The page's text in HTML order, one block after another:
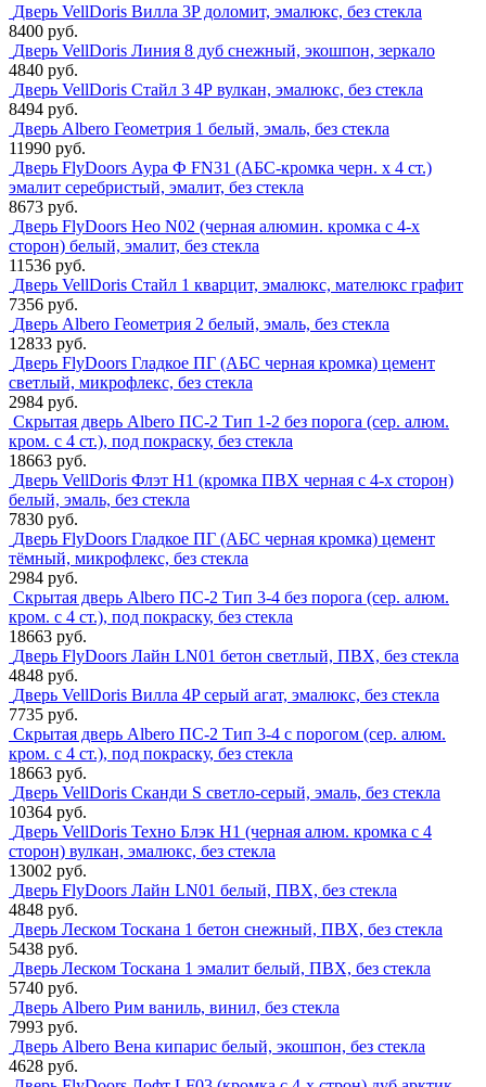
Дверь VellDoris Вилла 3P доломит, эмалюкс, без стекла
8400 руб.
Дверь VellDoris Линия 8 дуб снежный, экошпон, зеркало
4840 руб.
Дверь VellDoris Стайл 3 4Р вулкан, эмалюкс, без стекла
8494 руб.
Дверь Albero Геометрия 1 белый, эмаль, без стекла
11990 руб.
Дверь FlyDoors Аура Ф FN31 (АБС-кромка черн. х 4 ст.)
эмалит серебристый, эмалит, без стекла
8673 руб.
Дверь FlyDoors Нео N02 (черная алюмин. кромка с 4-х
сторон) белый, эмалит, без стекла
11536 руб.
Дверь VellDoris Стайл 1 кварцит, эмалюкс, мателюкс графит
7356 руб.
Дверь Albero Геометрия 2 белый, эмаль, без стекла
12833 руб.
Дверь FlyDoors Гладкое ПГ (АБС черная кромка) цемент
светлый, микрофлекс, без стекла
2984 руб.
Скрытая дверь Albero ПС-2 Тип 1-2 без порога (сер. алюм.
кром. с 4 ст.), под покраску, без стекла
18663 руб.
Дверь VellDoris Флэт H1 (кромка ПВХ черная с 4-х сторон)
белый, эмаль, без стекла
7830 руб.
Дверь FlyDoors Гладкое ПГ (АБС черная кромка) цемент
тёмный, микрофлекс, без стекла
2984 руб.
Скрытая дверь Albero ПС-2 Тип 3-4 без порога (сер. алюм.
кром. с 4 ст.), под покраску, без стекла
18663 руб.
Дверь FlyDoors Лайн LN01 бетон светлый, ПВХ, без стекла
4848 руб.
Дверь VellDoris Вилла 4P серый агат, эмалюкс, без стекла
7735 руб.
Скрытая дверь Albero ПС-2 Тип 3-4 с порогом (сер. алюм.
кром. с 4 ст.), под покраску, без стекла
18663 руб.
Дверь VellDoris Сканди S светло-серый, эмаль, без стекла
10364 руб.
Дверь VellDoris Техно Блэк H1 (черная алюм. кромка с 4
сторон) вулкан, эмалюкс, без стекла
13002 руб.
Дверь FlyDoors Лайн LN01 белый, ПВХ, без стекла
4848 руб.
Дверь Леском Тоскана 1 бетон снежный, ПВХ, без стекла
5438 руб.
Дверь Леском Тоскана 1 эмалит белый, ПВХ, без стекла
5740 руб.
Дверь Albero Рим ваниль, винил, без стекла
7993 руб.
Дверь Albero Вена кипарис белый, экошпон, без стекла
4628 руб.